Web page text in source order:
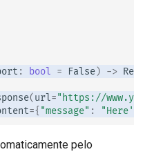
: bool = False) ->
(url="https://
={ "message" :
pelo